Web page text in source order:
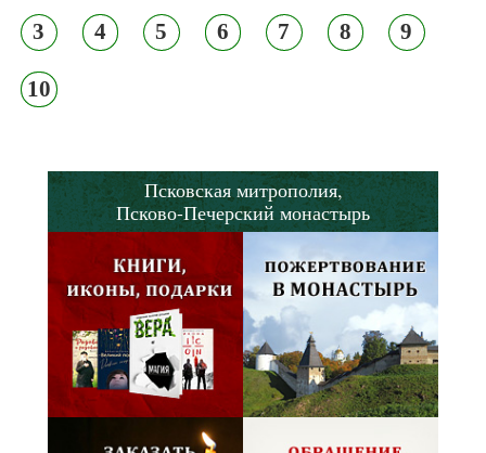
3 4 5 6 7 8 9
10
Псковская митрополия,
Псково-Печерский монастырь